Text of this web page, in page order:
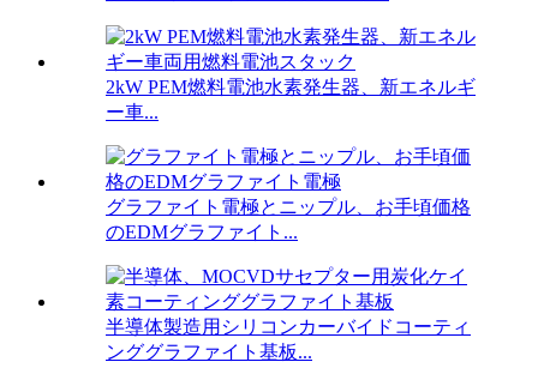
2kW PEM燃料電池水素発生器、新エネルギ
ー車...
グラファイト電極とニップル、お手頃価格
のEDMグラファイト...
半導体製造用シリコンカーバイドコーティ
ンググラファイト基板...